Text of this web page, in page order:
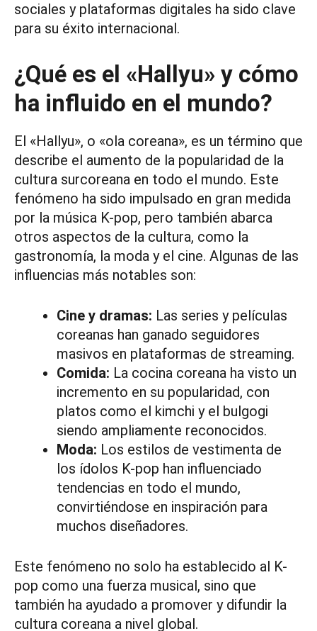
sociales y plataformas digitales ha sido clave
para su éxito internacional.
¿Qué es el «Hallyu» y cómo
ha influido en el mundo?
El «Hallyu», o «ola coreana», es un término que
describe el aumento de la popularidad de la
cultura surcoreana en todo el mundo. Este
fenómeno ha sido impulsado en gran medida
por la música K-pop, pero también abarca
otros aspectos de la cultura, como la
gastronomía, la moda y el cine. Algunas de las
influencias más notables son:
Cine y dramas: Las series y películas
coreanas han ganado seguidores
masivos en plataformas de streaming.
Comida: La cocina coreana ha visto un
incremento en su popularidad, con
platos como el kimchi y el bulgogi
siendo ampliamente reconocidos.
Moda: Los estilos de vestimenta de
los ídolos K-pop han influenciado
tendencias en todo el mundo,
convirtiéndose en inspiración para
muchos diseñadores.
Este fenómeno no solo ha establecido al K-
pop como una fuerza musical, sino que
también ha ayudado a promover y difundir la
cultura coreana a nivel global.